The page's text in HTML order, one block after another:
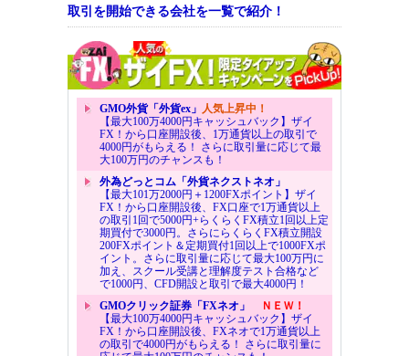
取引を開始できる会社を一覧で紹介！
GMO外貨「外貨ex」 人気上昇中！
【最大100万4000円キャッシュバック】ザイ
FX！から口座開設後、1万通貨以上の取引で
4000円がもらえる！ さらに取引量に応じて最
大100万円のチャンスも！
外為どっとコム「外貨ネクストネオ」
【最大101万2000円＋1200FXポイント】ザイ
FX！から口座開設後、FX口座で1万通貨以上
の取引1回で5000円+らくらくFX積立1回以上定
期買付で3000円。さらにらくらくFX積立開設
200FXポイント＆定期買付1回以上で1000FXポ
イント。さらに取引量に応じて最大100万円に
加え、スクール受講と理解度テスト合格など
で1000円、CFD開設と取引で最大4000円！
GMOクリック証券「FXネオ」
ＮＥＷ！
【最大100万4000円キャッシュバック】ザイ
FX！から口座開設後、FXネオで1万通貨以上
の取引で4000円がもらえる！ さらに取引量に